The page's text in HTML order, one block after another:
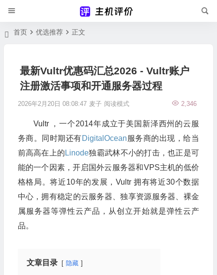
首页 优选推荐 正文
最新Vultr优惠码汇总2026 - Vultr账户
注册激活事项和开通服务器过程
2026年2月20日 08:08:47 麦子 2,346
阅读模式
Vultr ，一个2014年成立于美国新泽西州的云服
务商。同时期还有DigitalOcean 服务商的出现，给当
前高高在上的 Linode独霸武林不小的打击，也正是可
能的一个因素，开启国外云服务器和VPS主机的低价
格格局。将近10年的发展，Vultr 拥有将近30个数据
中心，拥有稳定的云服务器、独享资源服务器、裸金
属服务器等弹性云产品，从创立开始就是弹性云产
品。
文章目录 隐藏